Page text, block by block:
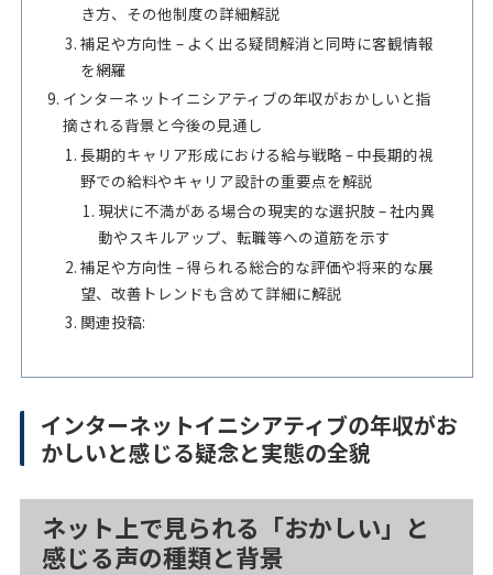
き方、その他制度の詳細解説
補足や方向性 – よく出る疑問解消と同時に客観情報
を網羅
インターネットイニシアティブの年収がおかしいと指
摘される背景と今後の見通し
長期的キャリア形成における給与戦略 – 中長期的視
野での給料やキャリア設計の重要点を解説
現状に不満がある場合の現実的な選択肢 – 社内異
動やスキルアップ、転職等への道筋を示す
補足や方向性 – 得られる総合的な評価や将来的な展
望、改善トレンドも含めて詳細に解説
関連投稿:
インターネットイニシアティブの年収がお
かしいと感じる疑念と実態の全貌
ネット上で見られる「おかしい」と
感じる声の種類と背景